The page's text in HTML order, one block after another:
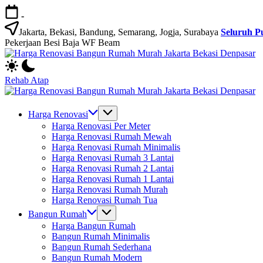
Skip
to
content
-
Jakarta, Bekasi, Bandung, Semarang, Jogja, Surabaya Seluruh
Pekerjaan Besi Baja WF Beam
Jasa
Bangun
Rumah
dan
Rumah
Rehab Atap
Bangun
Rumah
Harga Renovasi
Harga Renovasi Per Meter
Harga Renovasi Rumah Mewah
Harga Renovasi Rumah Minimalis
Harga Renovasi Rumah 3 Lantai
Harga Renovasi Rumah 2 Lantai
Harga Renovasi Rumah 1 Lantai
Harga Renovasi Rumah Murah
Harga Renovasi Rumah Tua
Bangun Rumah
Harga Bangun Rumah
Bangun Rumah Minimalis
Bangun Rumah Sederhana
Bangun Rumah Modern